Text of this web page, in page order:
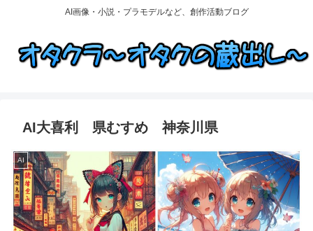
AI画像・小説・プラモデルなど、創作活動ブログ
AI大喜利 県むすめ 神奈川県
AI